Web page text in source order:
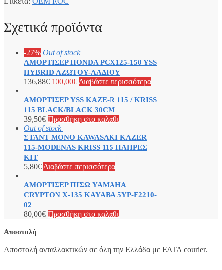
Σχετικά προϊόντα
-27% Out of stock
ΑΜΟΡΤΙΣΕΡ HONDA PCX125-150 YSS
HYBRID ΑΖΩΤΟΥ-ΛΑΔΙΟΥ
136,88€ 100,00€ Διαβάστε περισσότερα
ΑΜΟΡΤΙΣΕΡ YSS KAZE-R 115 / KRISS
115 BLACK/BLACK 30CM
39,50€ Προσθήκη στο καλάθι
Out of stock
ΣΤΑΝT ΜΟΝΟ KAWASAKI KAZER
115-MODENAS KRISS 115 ΠΛΗΡΕΣ
ΚΙΤ
5,80€ Διαβάστε περισσότερα
ΑΜΟΡΤΙΣΕΡ ΠΙΣΩ YAMAHA
CRYPTON X-135 KAYABA 5YP-F2210-
02
80,00€ Προσθήκη στο καλάθι
Αποστολή
Αποστολή ανταλλακτικών σε όλη την Ελλάδα με ΕΛΤΑ courier.